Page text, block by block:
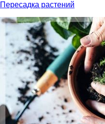
Пересадка растений